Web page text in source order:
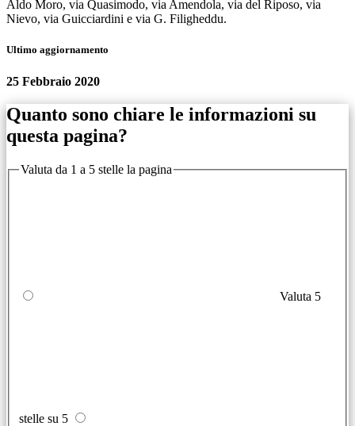
Aldo Moro, via Quasimodo, via Amendola, via del Riposo, via
Nievo, via Guicciardini e via G. Filigheddu.
Ultimo aggiornamento
25 Febbraio 2020
Quanto sono chiare le informazioni su
questa pagina?
Valuta da 1 a 5 stelle la pagina
Valuta 5
stelle su 5